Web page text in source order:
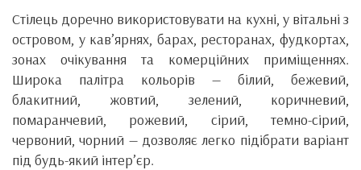
Стілець доречно використовувати на кухні, у вітальні з
островом, у кав’ярнях, барах, ресторанах, фудкортах,
зонах очікування та комерційних приміщеннях.
Широка палітра кольорів — білий, бежевий,
блакитний, жовтий, зелений, коричневий,
помаранчевий, рожевий, сірий, темно-сірий,
червоний, чорний — дозволяє легко підібрати варіант
під будь-який інтер’єр.